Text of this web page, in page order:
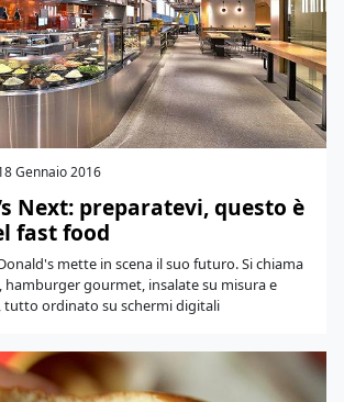
Gennaio 2016
Next: preparatevi, questo è
fast food
mette in scena il suo futuro. Si chiama
hamburger gourmet, insalate su misura e
tutto ordinato su schermi digitali